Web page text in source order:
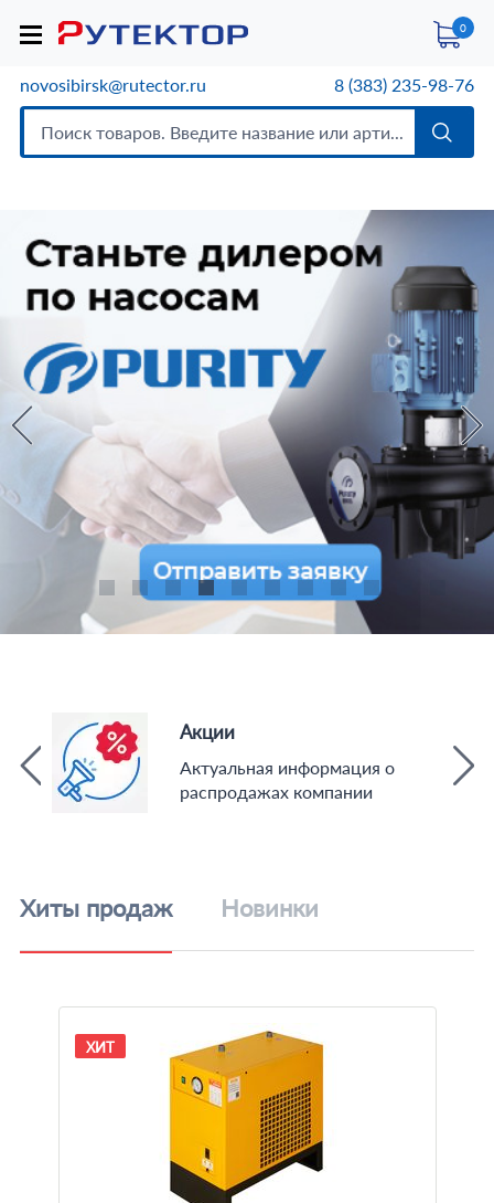
0
novosibirsk@rutector.ru 8 (383) 235-98-76
Акции
Актуальная информация о
распродажах компании
Хиты продаж Новинки
ХИТ